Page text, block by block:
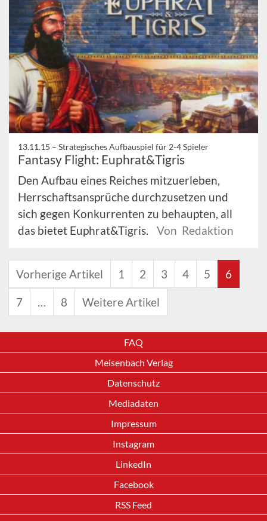
13.11.15 – Strategisches Aufbauspiel für 2-4 Spieler
Fantasy Flight: Euphrat&Tigris
Den Aufbau eines Reiches mitzuerleben,
Herrschaftsansprüche durchzusetzen und
sich gegen Konkurrenten zu behaupten, all
das bietet Euphrat&Tigris.
Von Redaktion
Vorherige Artikel 1 2 3 4 5 6
7 … 8 Weitere Artikel
FAQ
Meisenbach Verlag
Datenschutz
Mediadaten
Impressum
Instagram
LinkedIn
Facebook
RSS Feed